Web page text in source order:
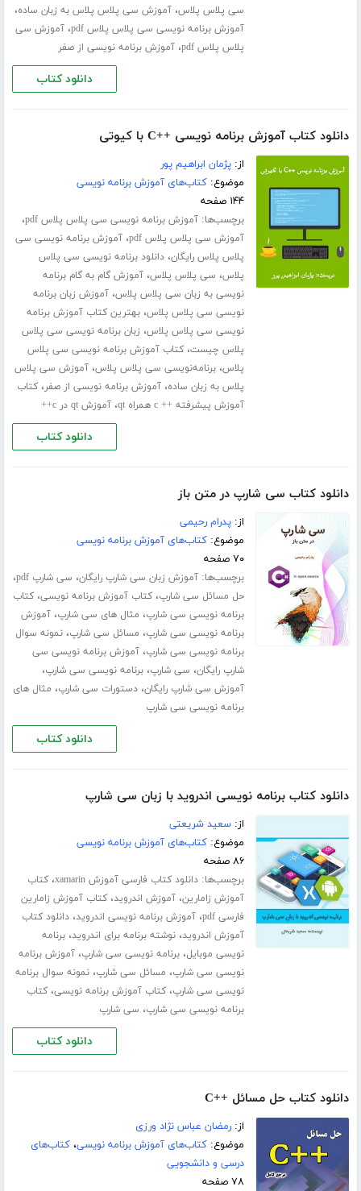
سی پلاس پلاس،آموزش سی پلاس پلاس به زبان ساده،
آموزش برنامه نویسی سی پلاس پلاس pdf ،آموزش سی
پلاس پلاس pdf
،آموزش برنامه نویسی از صفر
دانلود کتاب
دانلود کتاب آموزش برنامه نویسی ++C با کیوتی
از:پژمان ابراهیم پور
موضوع:کتاب‌های آموزش برنامه نویسی
۱۴۴ صفحه
برچسب‌ها:آموزش برنامه نویسی سی پلاس پلاس pdf ،
آموزش سی پلاس پلاس pdf ،آموزش برنامه نویسی سی
پلاس پلاس رایگان،دانلود برنامه نویسی سی پلاس
پلاس، سی پلاس پلاس،آموزش گام به گام برنامه
نویسی به زبان سی پلاس پلاس،آموزش زبان برنامه
نویسی سی پلاس پلاس،بهترین کتاب آموزش برنامه
نویسی سی پلاس پلاس، زبان برنامه نویسی سی پلاس
پلاس چیست،کتاب آموزش برنامه نویسی سی پلاس
پلاس،برنامه‌نویسی سی پلاس پلاس،آموزش سی پلاس
پلاس به زبان ساده،آموزش برنامه نویسی از صفر،کتاب
آموزش پیشرفته ++ c همراه qt
،آموزش qt در c++
دانلود کتاب
دانلود کتاب سی شارپ در متن باز
از:پدرام رحیمی
موضوع:کتاب‌های آموزش برنامه نویسی
۷۰ صفحه
برچسب‌ها:آموزش زبان سی شارپ رایگان، سی شارپ pdf ،
حل مسائل سی شارپ،کتاب آموزش برنامه نویسی،کتاب
برنامه نویسی سی شارپ، مثال های سی شارپ،آموزش
برنامه نویسی سی شارپ، مسائل سی شارپ،نمونه سوال
برنامه نویسی سی شارپ،آموزش برنامه نویسی سی
شارپ رایگان، سی شارپ،برنامه نویسی سی شارپ،
آموزش سی شارپ رایگان،دستورات سی شارپ، مثال های
برنامه نویسی سی شارپ
دانلود کتاب
دانلود کتاب برنامه نویسی اندروید با زبان سی شارپ
از:سعید شریعتی
موضوع:کتاب‌های آموزش برنامه نویسی
۸۶ صفحه
برچسب‌ها:دانلود کتاب فارسی آموزش xamarin ،کتاب
آموزش زامارین،آموزش اندروید،کتاب آموزش زامارین
فارسی pdf
،آموزش برنامه نویسی اندروید،دانلود کتاب
آموزش اندروید،نوشته برنامه برای اندروید،برنامه
نویسی موبایل،برنامه نویسی سی شارپ،آموزش برنامه
نویسی سی شارپ، مسائل سی شارپ،نمونه سوال برنامه
نویسی سی شارپ،کتاب آموزش برنامه نویسی،کتاب
برنامه نویسی سی شارپ، سی شارپ
دانلود کتاب
دانلود کتاب حل مسائل ++C
از:رمضان عباس نژاد ورزی
موضوع:کتاب‌های آموزش برنامه نویسی،کتاب‌های
درسی و دانشجویی
۷۸ صفحه